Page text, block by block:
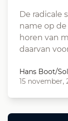
De radicale
name op
horen van
daarvan
Hans Boot/
15 november,